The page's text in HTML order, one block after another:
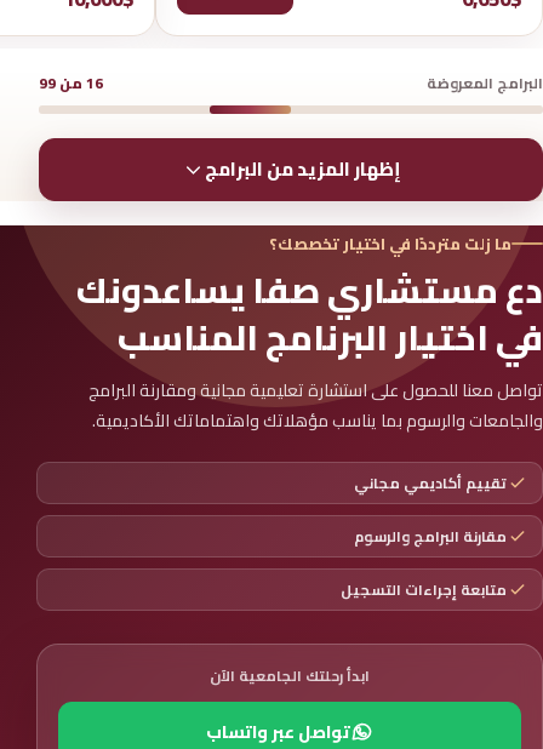
البرامج المعروضة 16من99
إظهار المزيد من البرامج
ما زلت مترددًا في اختيار تخصصك؟
دع مستشاري صفا يساعدونك
في اختيار البرنامج المناسب
تواصل معنا للحصول على استشارة تعليمية مجانية ومقارنة البرامج
والجامعات والرسوم بما يناسب مؤهلاتك واهتماماتك الأكاديمية.
تقييم أكاديمي مجاني
مقارنة البرامج والرسوم
متابعة إجراءات التسجيل
ابدأ رحلتك الجامعية الآن
تواصل عبر واتساب